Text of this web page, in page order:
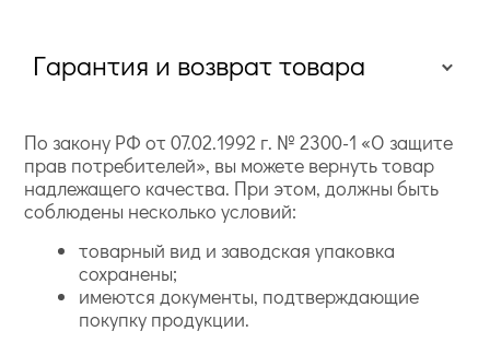
Гарантия и возврат товара
По закону РФ от 07.02.1992 г. № 2300-1 «О защите
прав потребителей», вы можете вернуть товар
надлежащего качества. При этом, должны быть
соблюдены несколько условий:
товарный вид и заводская упаковка
сохранены;
имеются документы, подтверждающие
покупку продукции.